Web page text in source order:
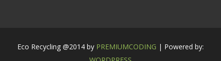
Eco Recycling @2014 by PREMIUMCODING | Powered by: